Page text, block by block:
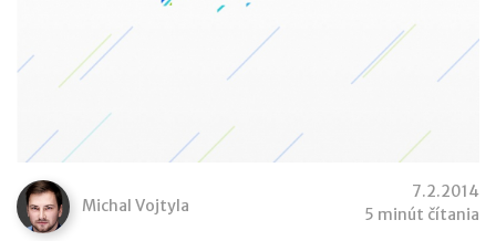
Michal Vojtyla
7.2.2014
5 minút čítania